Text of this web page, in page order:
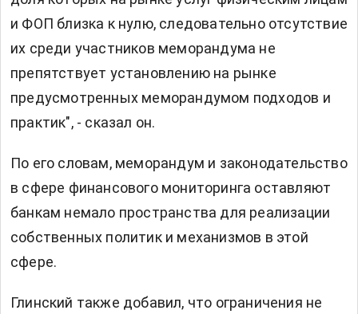
и ФОП близка к нулю, следовательно отсутствие
их среди участников меморандума не
препятствует установлению на рынке
предусмотренных меморандумом подходов и
практик", - сказал он.
По его словам, меморандум и законодательство
в сфере финансового мониторинга оставляют
банкам немало пространства для реализации
собственных политик и механизмов в этой
сфере.
Глинский также добавил, что ограничения не